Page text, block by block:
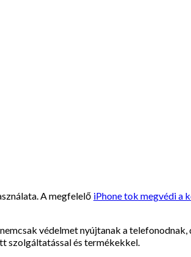
A megfelelő iPhone tok megvédi a
védelmet nyújtanak a
szolgáltatással és termékekkel.